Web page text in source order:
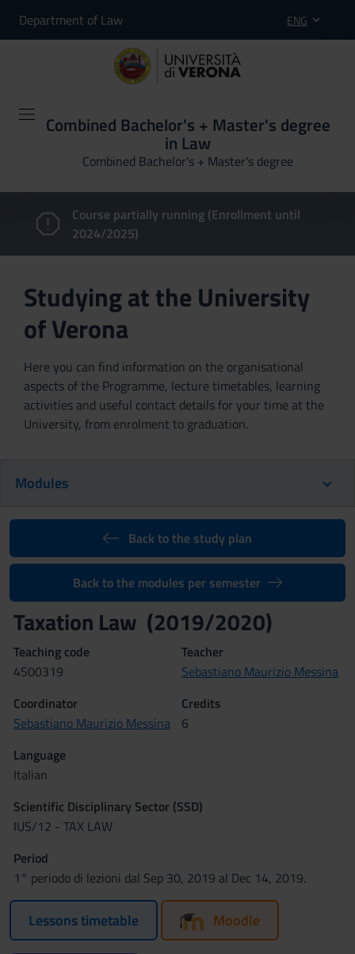
Department of Law ENG
Combined Bachelor's + Master's degree
in Law
Combined Bachelor's + Master's degree
Course partially running (Enrollment until
2024/2025)
Studying at the University
of Verona
Here you can find information on the organisational
aspects of the Programme, lecture timetables, learning
activities and useful contact details for your time at the
University, from enrolment to graduation.
Modules
Back to the study plan
Back to the modules per semester
Taxation Law (2019/2020)
Teaching code
4S00319
Teacher
Sebastiano Maurizio Messina
Coordinator
Sebastiano Maurizio Messina
Credits
6
Language
Italian
Scientific Disciplinary Sector (SSD)
IUS/12 - TAX LAW
Period
1° periodo di lezioni dal Sep 30, 2019 al Dec 14, 2019.
Lessons timetable Moodle